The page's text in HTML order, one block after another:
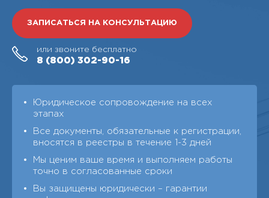
ЗАПИСАТЬСЯ НА КОНСУЛЬТАЦИЮ
или звоните бесплатно
8 (800) 302-90-16
Юридическое сопровождение на всех
этапах
Все документы, обязательные к регистрации,
вносятся в реестры в течение 1-3 дней
Мы ценим ваше время и выполняем работы
точно в согласованные сроки
Вы защищены юридически – гарантии